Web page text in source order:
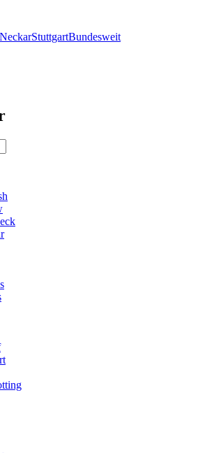
StuttgartBundesweit